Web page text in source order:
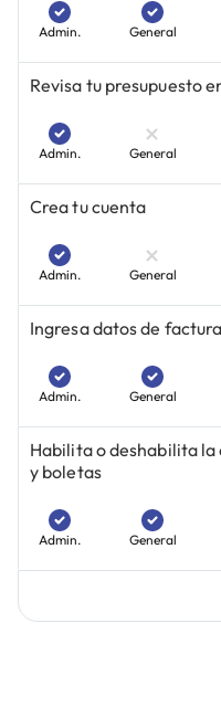
Admin. General
Revisa tu presupuesto
Admin. General
Crea tu cuenta
Admin. General
Ingresa datos de
Admin. General
Habilita o deshabilita la
y boletas
Admin. General